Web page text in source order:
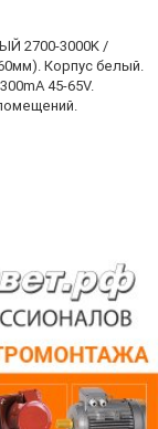
2700-3000K /
Корпус белый.
45-65V.